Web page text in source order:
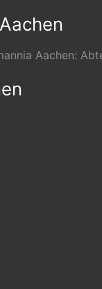
Aachen: